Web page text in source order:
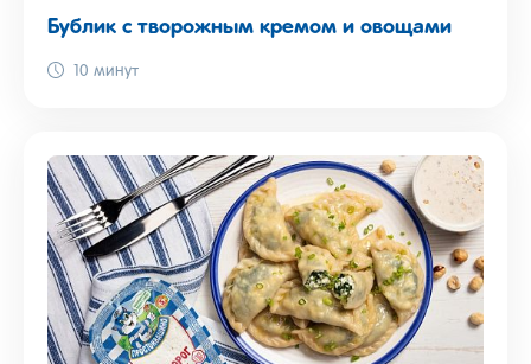
Бублик с творожным кремом и овощами
10 минут